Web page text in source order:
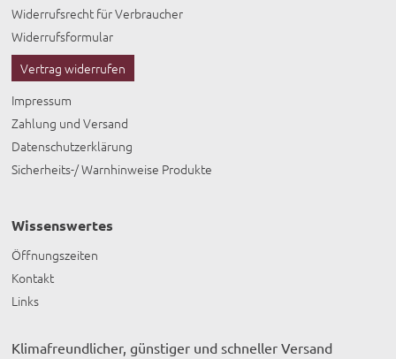
Widerrufsrecht für Verbraucher
Widerrufsformular
Vertrag widerrufen
Impressum
Zahlung und Versand
Datenschutzerklärung
Sicherheits-/ Warnhinweise Produkte
Wissenswertes
Öffnungszeiten
Kontakt
Links
Klimafreundlicher, günstiger und schneller Versand